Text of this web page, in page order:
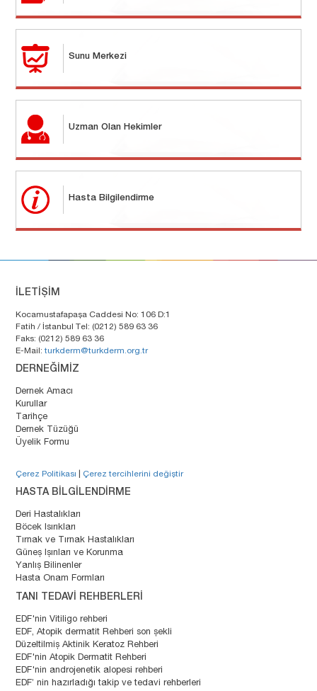
Sunu Merkezi
Uzman Olan Hekimler
Hasta Bilgilendirme
İLETİŞİM
Kocamustafapaşa Caddesi No: 106 D:1
Fatih / İstanbul Tel: (0212) 589 63 36
Faks: (0212) 589 63 36
E-Mail:turkderm@turkderm.org.tr
DERNEĞİMİZ
Dernek Amacı
Kurullar
Tarihçe
Dernek Tüzüğü
Üyelik Formu
Çerez Politikası Çerez tercihlerini değiştir
HASTA BİLGİLENDİRME
Deri Hastalıkları
Böcek Isırıkları
Tırnak ve Tırnak Hastalıkları
Güneş Işınları ve Korunma
Yanlış Bilinenler
Hasta Onam Formları
TANI TEDAVİ REHBERLERİ
EDF'nin Vitiligo rehberi
EDF, Atopik dermatit Rehberi son şekli
Düzeltilmiş Aktinik Keratoz Rehberi
EDF'nin Atopik Dermatit Rehberi
EDF'nin androjenetik alopesi rehberi
EDF’ nin hazırladığı takip ve tedavi rehberleri